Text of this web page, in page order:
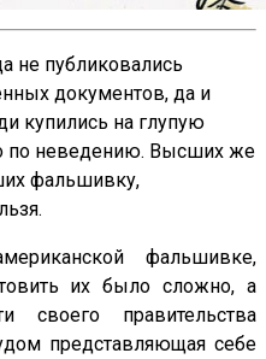
не публиковались
документов, да и
купились на глупую
по неведению. Высших же
фальшивку,
фальшивке,
их было сложно, а
своего правительства
представляющая себе